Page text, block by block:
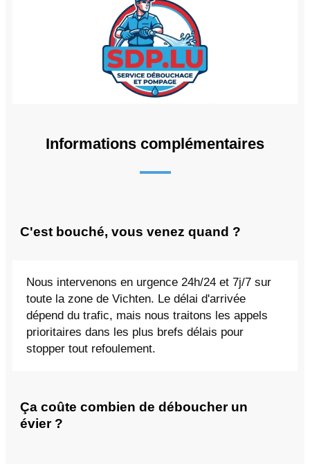
Informations complémentaires
C'est bouché, vous venez quand ?
Nous intervenons en urgence 24h/24 et 7j/7 sur
toute la zone de Vichten. Le délai d'arrivée
dépend du trafic, mais nous traitons les appels
prioritaires dans les plus brefs délais pour
stopper tout refoulement.
Ça coûte combien de déboucher un
évier ?